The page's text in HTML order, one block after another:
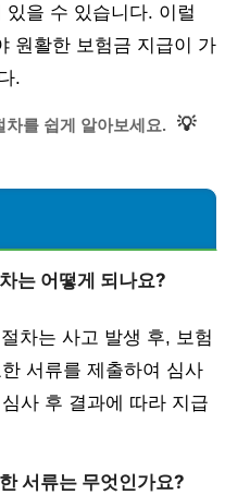
을 수 있습니다. 이럴
원활한 보험금 지급이 가
.
를 쉽게 알아보세요. 💡
는 어떻게 되나요?
차는 사고 발생 후, 보험
서류를 제출하여 심사
사 후 결과에 따라 지급
서류는 무엇인가요?